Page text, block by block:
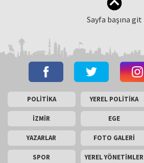
Sayfa başına git
POLİTİKA YEREL POLİTİKA
İZMİR EGE
YAZARLAR FOTO GALERİ
SPOR YEREL YÖNETİMLER